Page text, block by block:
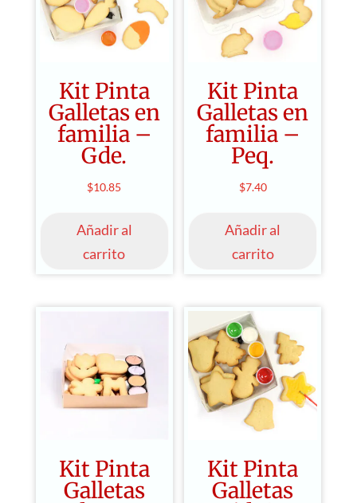
Kit Pinta
Galletas en
familia –
Gde.
$10.85
Añadir al
carrito
Kit Pinta
Galletas en
familia –
Peq.
$7.40
Añadir al
carrito
Kit Pinta
Galletas
Kit Pinta
Galletas